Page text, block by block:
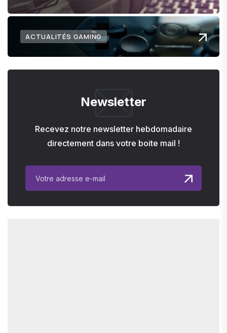
ACTUALITÉS GAMING
Newsletter
Recevez notre newsletter hebdomadaire
directement dans votre boite mail !